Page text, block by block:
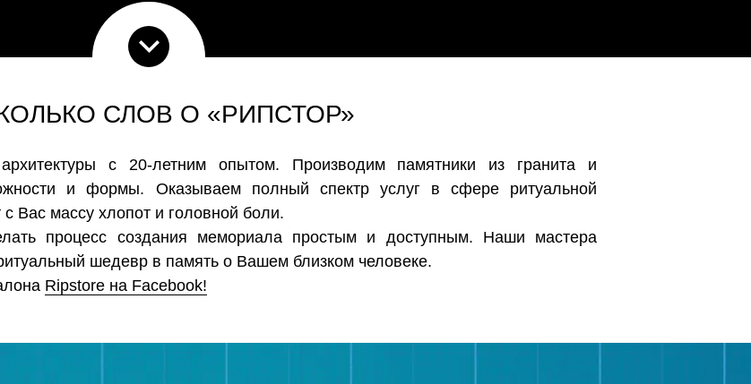
СЛОВ О «РИПСТОР»
с 20-летним опытом. Производим памятники из гранита и
и формы. Оказываем полный спектр услуг в сфере ритуальной
Вас массу хлопот и головной боли.
процесс создания мемориала простым и доступным. Наши мастера
шедевр в память о Вашем близком человеке.
Ripstore на Facebook!